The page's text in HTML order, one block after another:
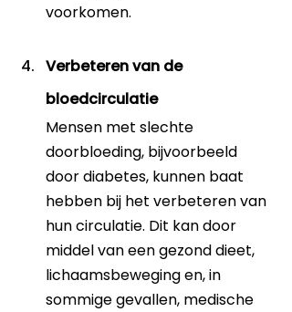
voorkomen.
Verbeteren van de
bloedcirculatie
Mensen met slechte
doorbloeding, bijvoorbeeld
door diabetes, kunnen baat
hebben bij het verbeteren van
hun circulatie. Dit kan door
middel van een gezond dieet,
lichaamsbeweging en, in
sommige gevallen, medische